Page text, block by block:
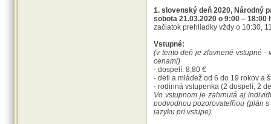
1. slovenský deň 2020, Národný
sobota 21.03.2020 o 9:00 – 18:00
začiatok prehliadky vždy o 10:30,
Vstupné:
(v tento deň je zľavnené vstupné -
cenami)
- dospelí: 8,80 €
- deti a mládež od 6 do 19 rokov a
- rodinná vstupenka (2 dospelí, 2
Vo vstupnom je zahrnutá aj
podvodnou pozorovateľňou (plán
jazyku pri vstupe).